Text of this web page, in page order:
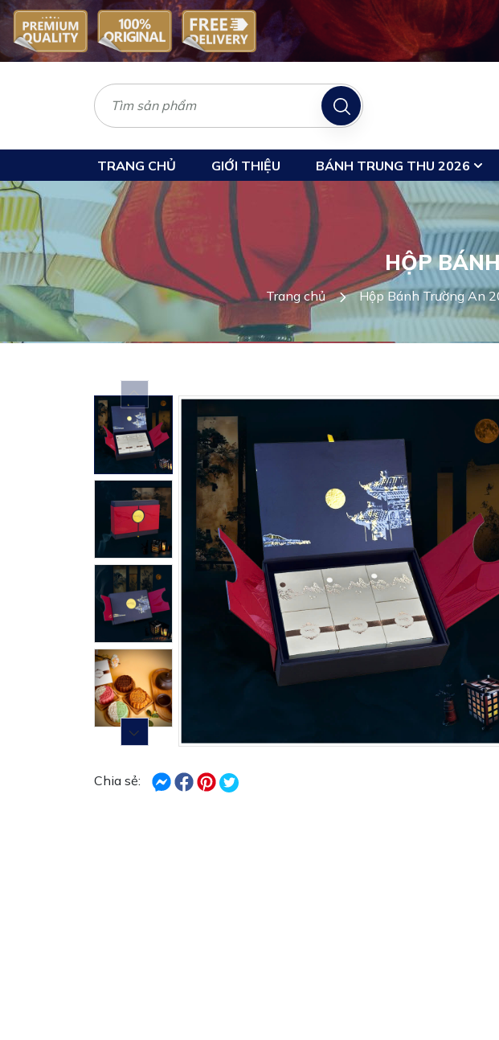
TRANG CHỦ GIỚI THIỆU BÁNH TRUNG THU 2026
HỘP
Trang chủ Hộp Bánh Trường An
Chia sẻ: